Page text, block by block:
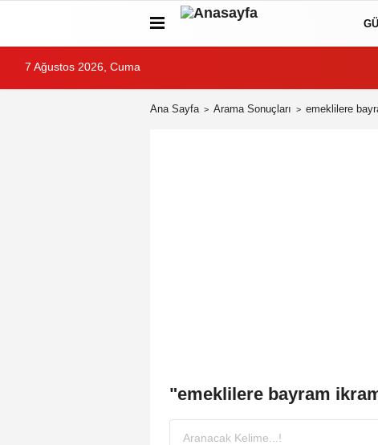
7 Ağustos 2026, Cuma
Ana Sayfa Arama Sonuçları emeklilere
"emeklilere bayram